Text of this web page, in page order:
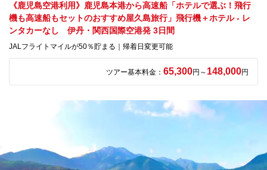
《鹿児島空港利用》鹿児島本港から高速船「ホテルで選ぶ！飛行
機も高速船もセットのおすすめ屋久島旅行」飛行機＋ホテル - レ
ンタカーなし 伊丹・関西国際空港発 3日間
JALフライトマイルが50％貯まる｜帰着日変更可能
ツアー基本料金： 65,300円～ 148,000円